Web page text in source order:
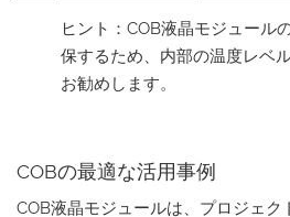
ヒント：COB液晶モジュール
保するため、内部の温度レベ
お勧めします。
COBの最適な活用事例
COB液晶モジュールは、プロジェク